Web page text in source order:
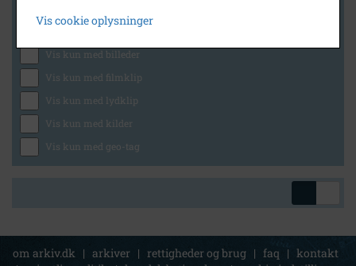
Generelt
Vis kun med billeder
Vis kun med filmklip
Vis kun med lydklip
Vis kun med kilder
Vis kun med geo-tag
om arkiv.dk | arkiver | rettigheder og brug | faq | kontakt
Vis cookie oplysninger